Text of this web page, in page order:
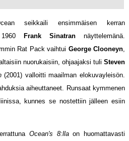
seikkaili ensimmäisen kerran
Frank Sinatrannäyttelemänä.
Rat Pack vaihtui George Clooneyn,
nuorukaisiin, ohjaajaksi tuliSteven
(2001) valloitti maailman elokuvayleisön.
aiheuttaneet. Runsaat kymmenen
kunnes se nostettiin jälleen esiin
Ocean's 8:llaon huomattavasti